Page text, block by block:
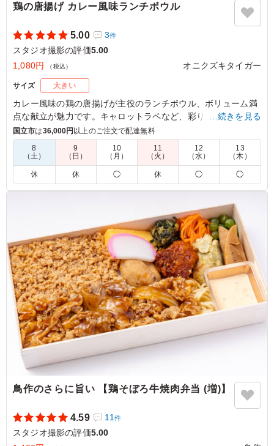
鶏の唐揚げ カレー風味ランチボウル
5.00 3件
スタジオ撮影の評価5.00
1,080円
（税込） オニクズキタイガー
サイズ 大きい
カレー風味の鶏の唐揚げが主役のランチボウル、ボリューム満
点な献立が魅力です。キャロットラペなど、彩り豊かなサイド
も楽しめます。ランチや会議、イベント時のお食事に最適で、
みんなが笑顔になること間違いありません。
5.0
カリッと揚がった唐揚げはジューシーで、スパイシーなカ
コクがご飯によく合い、最後まで美味しくいただけまし
た。ボリュームも十分で、満足感の高いお弁当です。
ご利用シーン：ロケ・撮影
スタジオ撮影
東京都渋谷区恵比寿2026/07/28
…続きを見る
国立市は36,000円以上のご注文で配達無料
8
（土）
9
（日）
10
（月）
11
（火）
12
（水）
13
（木）
休 休 ◯ 休 ◯ ◯
鳥作のさらに旨い 【鶏そぼろ牛焼肉弁当 (増)】
4.59 11件
スタジオ撮影の評価5.00